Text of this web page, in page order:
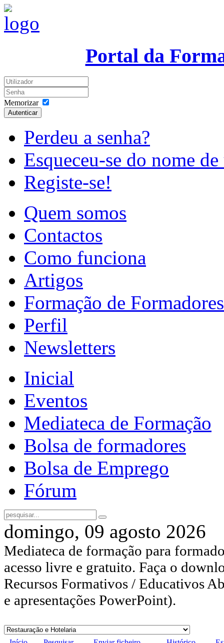
Portal da
Memorizar
Autenticar
Perdeu a senha?
Esqueceu-se do nome
Registe-se!
Quem somos
Contactos
Como funciona
Artigos
Formação de Formadores
Perfil
Newsletters
Inicial
Eventos
Mediateca de Formação
Bolsa de formadores
Bolsa de Emprego
Fórum
domingo, 09 agosto 2026
Mediateca de formação para
acesso livre e gratuito. Faça o
Recursos Formativos / Educativos
e apresentações PowerPoint).